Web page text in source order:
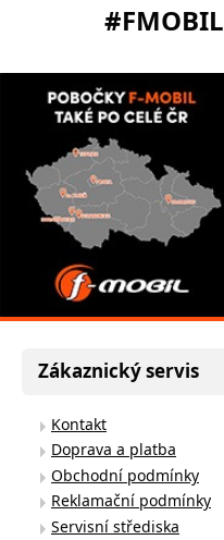
#FMOBIL
Zákaznický servis
Kontakt
Doprava a platba
Obchodní podmínky
Reklamační podmínky
Servisní střediska